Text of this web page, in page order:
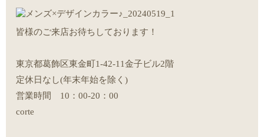
皆様のご来店お待ちしております！
東京都葛飾区東金町1-42-11金子ビル2階
定休日なし(年末年始を除く)
営業時間 10：00-20：00
corte